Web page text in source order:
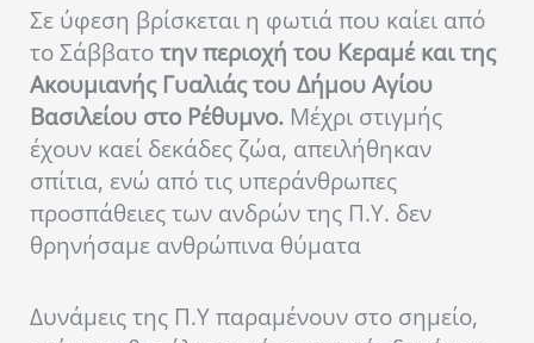
Σε ύφεση βρίσκεται η φωτιά που καίει από
το Σάββατοτην περιοχή του Κεραμέ και της
Ακουμιανής Γυαλιάς του Δήμου Αγίου
Βασιλείου στο Ρέθυμνο. Μέχρι στιγμής
έχουν καεί δεκάδες ζώα, απειλήθηκαν
σπίτια, ενώ από τις υπεράνθρωπες
προσπάθειες των ανδρών της Π.Υ. δεν
θρηνήσαμε ανθρώπινα θύματα
Δυνάμεις της Π.Υ παραμένουν στο σημείο,